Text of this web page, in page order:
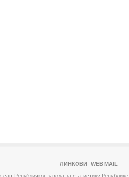
ЛИНКОВИ
WEB MAIL
Републичког завода за статистику Републике